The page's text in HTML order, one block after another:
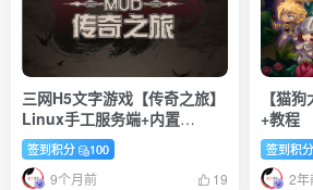
三网H5文字游戏【传奇之旅】
Linux手工服务端+内置
GM+详细搭建教程
签到积分 100
9个月前 19
【猫
+教程
签到积分
2年